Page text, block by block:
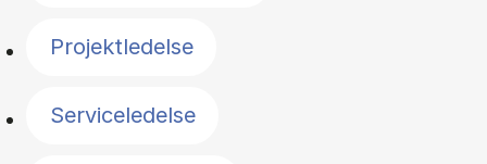
Projektledelse
Serviceledelse